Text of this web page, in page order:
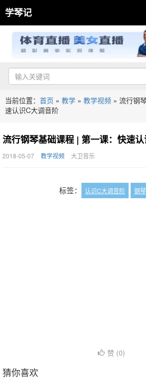
学琴记
当前位置： 首页 » 教学 » 教学视频 » 流行钢
速认识C大调音阶
流行钢琴基础课程 | 第一课：快速
2018-05-07 教学视频 大卫音乐
标签： 认识C大调音阶 钢
赞 (0)
猜你喜欢